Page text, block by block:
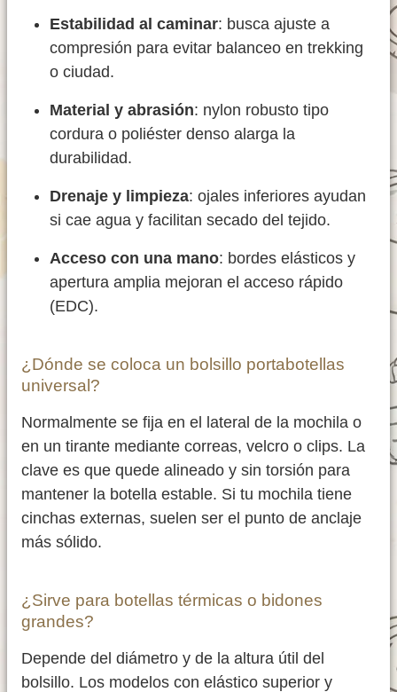
Estabilidad al caminar: busca ajuste a
compresión para evitar balanceo en trekking
o ciudad.
Material y abrasión: nylon robusto tipo
cordura o poliéster denso alarga la
durabilidad.
Drenaje y limpieza: ojales inferiores ayudan
si cae agua y facilitan secado del tejido.
Acceso con una mano: bordes elásticos y
apertura amplia mejoran el acceso rápido
(EDC).
¿Dónde se coloca un bolsillo portabotellas
universal?
Normalmente se fija en el lateral de la mochila o
en un tirante mediante correas, velcro o clips. La
clave es que quede alineado y sin torsión para
mantener la botella estable. Si tu mochila tiene
cinchas externas, suelen ser el punto de anclaje
más sólido.
¿Sirve para botellas térmicas o bidones
grandes?
Depende del diámetro y de la altura útil del
bolsillo. Los modelos con elástico superior y